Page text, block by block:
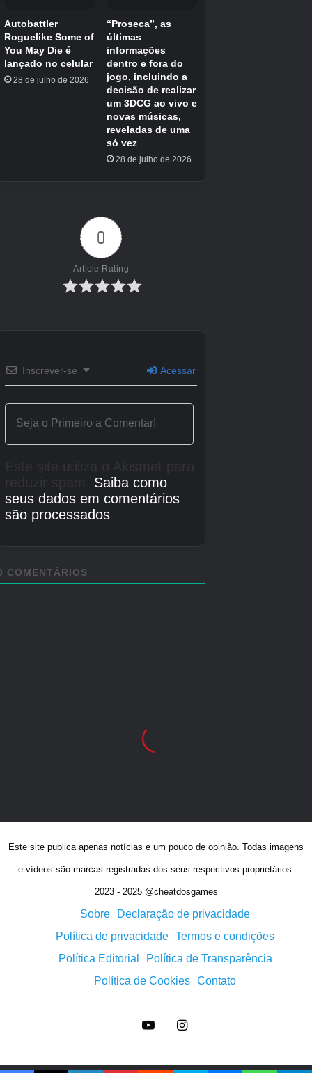
Este site publica apenas notícias e um pouco de opinião. Todas imagens
e vídeos são marcas registradas dos seus respectivos proprietários.
2023 - 2025 @cheatdosgames
Sobre
Declaração de privacidade
Política de privacidade Termos e condições
Política Editorial
Política de Transparência
Política de Cookies Contato
YouTubeInstagram